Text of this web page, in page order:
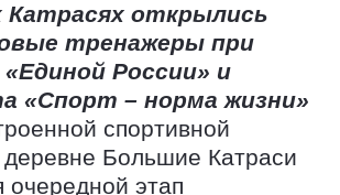
открылись
тренажеры при
России» и
«Спорт – норма жизни»
спортивной
Большие Катраси
очередной этап